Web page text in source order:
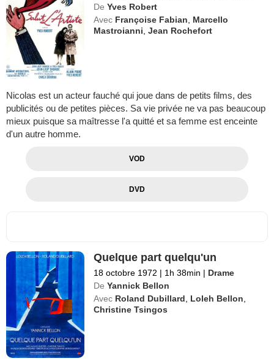
De Yves Robert
Avec Françoise Fabian
Marcello
Mastroianni ,Jean Rochefort
Nicolas est un acteur fauché qui joue dans de petits films, des
publicités ou de petites pièces. Sa vie privée ne va pas beaucoup
mieux puisque sa maîtresse l'a quitté et sa femme est enceinte
d'un autre homme.
VOD
DVD
Quelque part quelqu'un
18 octobre 1972 | 1h 38min | Drame
De Yannick Bellon
Avec Roland Dubillard Loleh Bellon
Christine Tsingos